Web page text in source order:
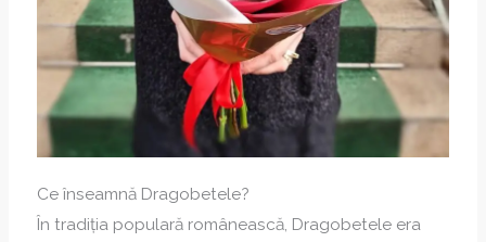
Ce înseamnă Dragobetele?
În tradiția populară românească, Dragobetele era